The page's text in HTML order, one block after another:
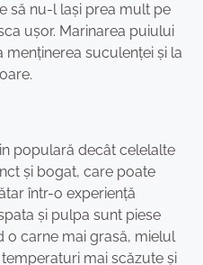
să nu-l lași prea mult pe
ușor. Marinarea puiului
suculenței și la
populară decât celelalte
și bogat, care poate
într-o experiență
și pulpa sunt piese
o carne mai grasă, mielul
mai scăzute și